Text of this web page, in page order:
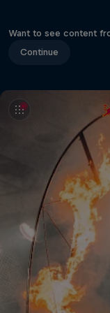
Want to see content
Continue